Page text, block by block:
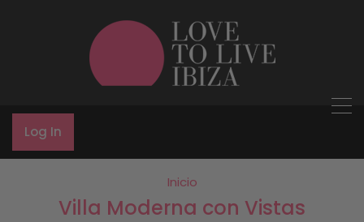
Log In
Inicio
Villa Moderna con Vistas